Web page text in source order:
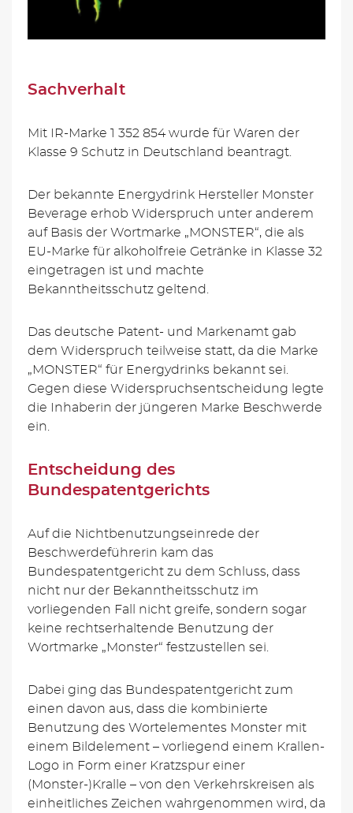
Sachverhalt
Mit IR-Marke 1 352 854 wurde für Waren der
Klasse 9 Schutz in Deutschland beantragt.
Der bekannte Energydrink Hersteller Monster
Beverage erhob Widerspruch unter anderem
auf Basis der Wortmarke „MONSTER“, die als
EU-Marke für alkoholfreie Getränke in Klasse 32
eingetragen ist und machte
Bekanntheitsschutz geltend.
Das deutsche Patent- und Markenamt gab
dem Widerspruch teilweise statt, da die Marke
„MONSTER“ für Energydrinks bekannt sei.
Gegen diese Widerspruchsentscheidung legte
die Inhaberin der jüngeren Marke Beschwerde
ein.
Entscheidung des
Bundespatentgerichts
Auf die Nichtbenutzungseinrede der
Beschwerdeführerin kam das
Bundespatentgericht zu dem Schluss, dass
nicht nur der Bekanntheitsschutz im
vorliegenden Fall nicht greife, sondern sogar
keine rechtserhaltende Benutzung der
Wortmarke „Monster“ festzustellen sei.
Dabei ging das Bundespatentgericht zum
einen davon aus, dass die kombinierte
Benutzung des Wortelementes Monster mit
einem Bildelement – vorliegend einem Krallen-
Logo in Form einer Kratzspur einer
(Monster-)Kralle – von den Verkehrskreisen als
einheitliches Zeichen wahrgenommen wird, da